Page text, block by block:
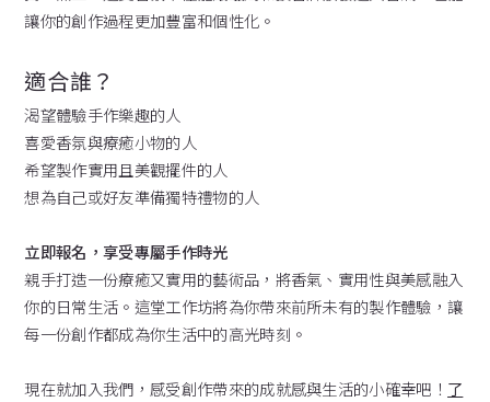
讓你的創作過程更加豐富和個性化。
適合誰？
渴望體驗手作樂趣的人
喜愛香氛與療癒小物的人
希望製作實用且美觀擺件的人
想為自己或好友準備獨特禮物的人
立即報名，享受專屬手作時光
親手打造一份療癒又實用的藝術品，將香氣、實用性與美感融入
你的日常生活。這堂工作坊將為你帶來前所未有的製作體驗，讓
每一份創作都成為你生活中的高光時刻。
現在就加入我們，感受創作帶來的成就感與生活的小確幸吧！ 了